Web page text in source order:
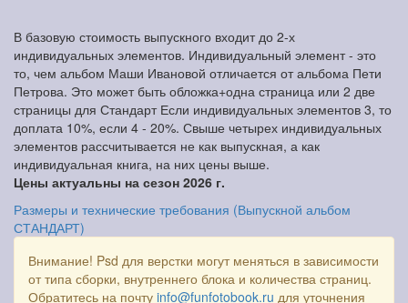
В базовую стоимость выпускного входит до 2-х
индивидуальных элементов. Индивидуальный элемент - это
то, чем альбом Маши Ивановой отличается от альбома Пети
Петрова. Это может быть обложка+одна страница или 2 две
страницы для Стандарт Если индивидуальных элементов 3, то
доплата 10%, если 4 - 20%. Свыше четырех индивидуальных
элементов рассчитывается не как выпускная, а как
индивидуальная книга, на них цены выше.
Цены актуальны на сезон 2026 г.
Размеры и технические требования (Выпускной альбом
СТАНДАРТ)
Внимание! Psd для верстки могут меняться в зависимости
от типа сборки, внутреннего блока и количества страниц.
Обратитесь на почту info@funfotobook.ru для уточнения